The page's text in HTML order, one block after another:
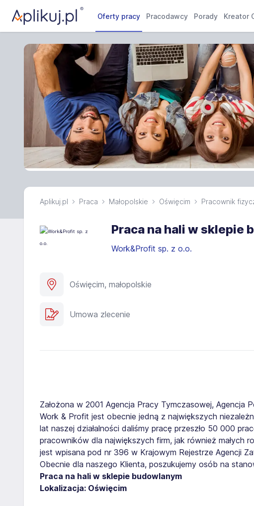
Oferty pracy Pracodawcy Porady Kreator
Aplikuj.pl Praca Małopolskie Oświęcim Pracownik
Praca na hali w sklepie
Work&Profit sp. z o.o.
Oświęcim, małopolskie
Umowa zlecenie
Założona w 2001 Agencja Pracy Tymczasowej, Agencja
Work & Profit jest obecnie jedną z największych
lat naszej działalności daliśmy pracę przeszło 50 000
pracowników dla największych firm, jak również małych
jest wpisana pod nr 396 w Krajowym Rejestrze Agencji
Obecnie dla naszego Klienta, poszukujemy osób na
Praca na hali w sklepie budowlanym
Lokalizacja: Oświęcim